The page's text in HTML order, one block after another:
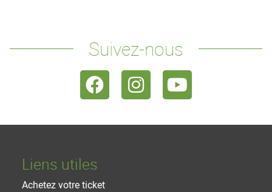
Suivez-nous
Liens utiles
Achetez votre ticket